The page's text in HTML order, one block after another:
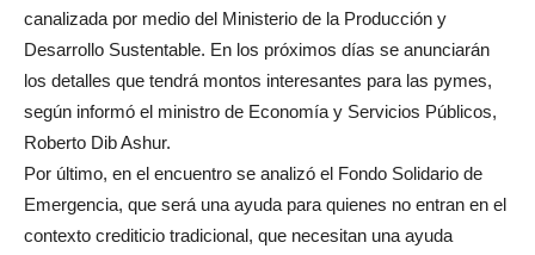
canalizada por medio del Ministerio de la Producción y
Desarrollo Sustentable. En los próximos días se anunciarán
los detalles que tendrá montos interesantes para las pymes,
según informó el ministro de Economía y Servicios Públicos,
Roberto Dib Ashur.
Por último, en el encuentro se analizó el Fondo Solidario de
Emergencia, que será una ayuda para quienes no entran en el
contexto crediticio tradicional, que necesitan una ayuda